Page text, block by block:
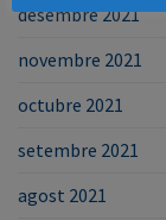
desembre 2021
novembre 2021
octubre 2021
setembre 2021
agost 2021